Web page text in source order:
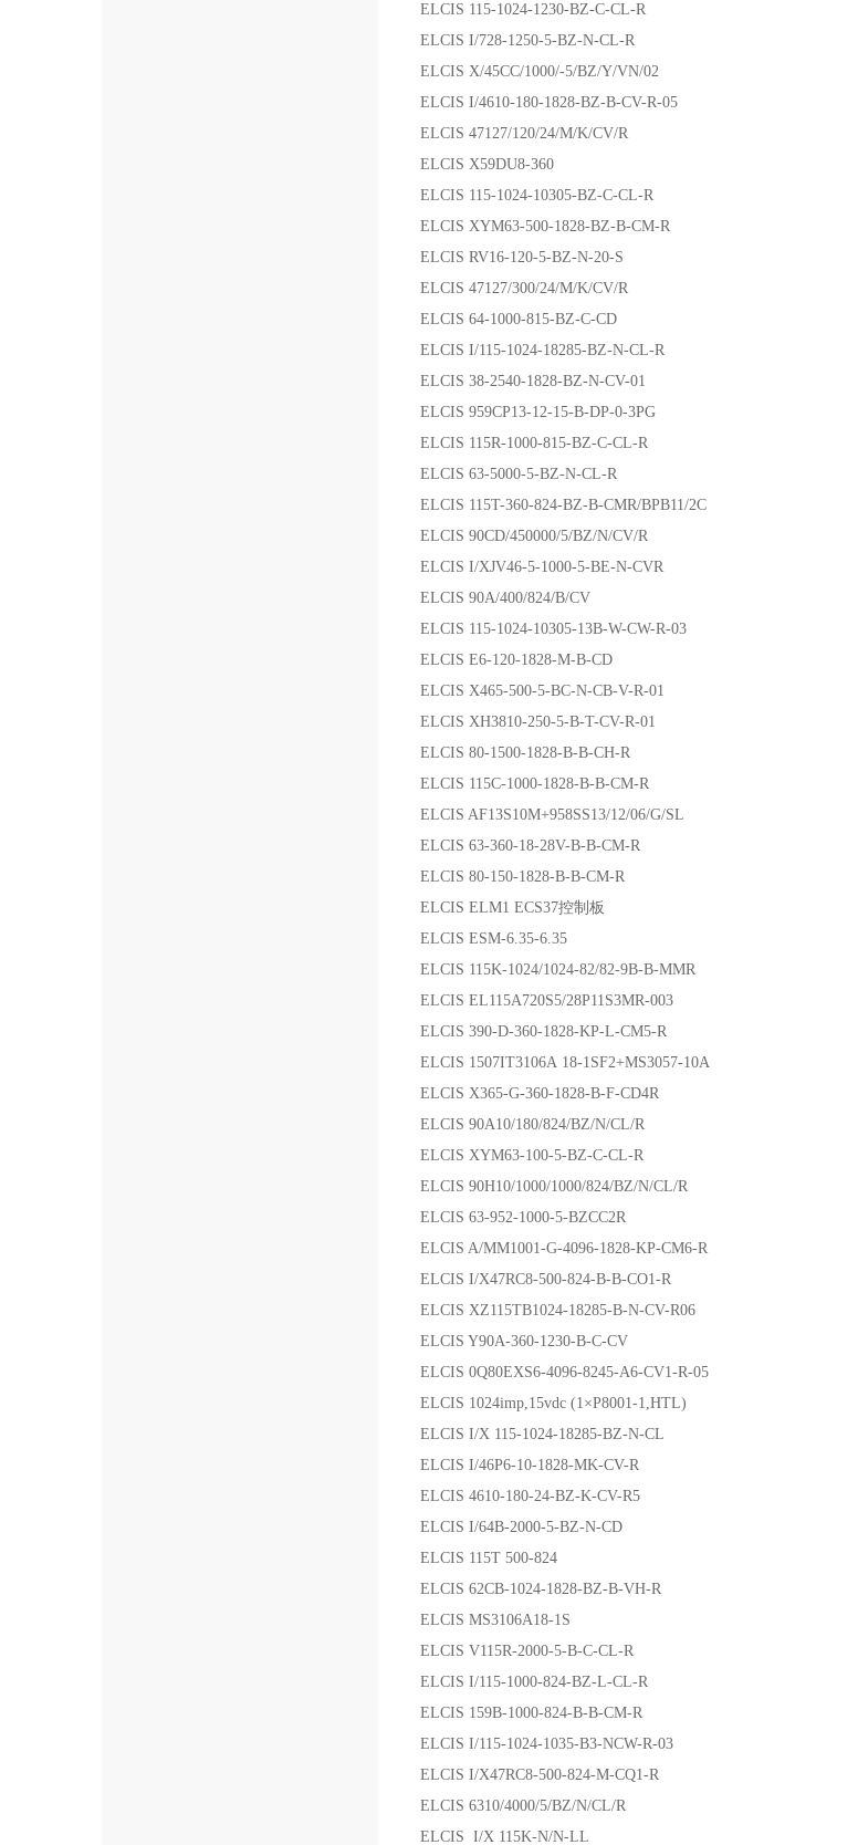
ELCIS 115-1024-1230-BZ-C-CL-R
ELCIS I/728-1250-5-BZ-N-CL-R
ELCIS X/45CC/1000/-5/BZ/Y/VN/02
ELCIS I/4610-180-1828-BZ-B-CV-R-05
ELCIS 47127/120/24/M/K/CV/R
ELCIS X59DU8-360
ELCIS 115-1024-10305-BZ-C-CL-R
ELCIS XYM63-500-1828-BZ-B-CM-R
ELCIS RV16-120-5-BZ-N-20-S
ELCIS 47127/300/24/M/K/CV/R
ELCIS 64-1000-815-BZ-C-CD
ELCIS I/115-1024-18285-BZ-N-CL-R
ELCIS 38-2540-1828-BZ-N-CV-01
ELCIS 959CP13-12-15-B-DP-0-3PG
ELCIS 115R-1000-815-BZ-C-CL-R
ELCIS 63-5000-5-BZ-N-CL-R
ELCIS 115T-360-824-BZ-B-CMR/BPB11/2C
ELCIS 90CD/450000/5/BZ/N/CV/R
ELCIS I/XJV46-5-1000-5-BE-N-CVR
ELCIS 90A/400/824/B/CV
ELCIS 115-1024-10305-13B-W-CW-R-03
ELCIS E6-120-1828-M-B-CD
ELCIS X465-500-5-BC-N-CB-V-R-01
ELCIS XH3810-250-5-B-T-CV-R-01
ELCIS 80-1500-1828-B-B-CH-R
ELCIS 115C-1000-1828-B-B-CM-R
ELCIS AF13S10M+958SS13/12/06/G/SL
ELCIS 63-360-18-28V-B-B-CM-R
ELCIS 80-150-1828-B-B-CM-R
ELCIS ELM1 ECS37控制板
ELCIS ESM-6.35-6.35
ELCIS 115K-1024/1024-82/82-9B-B-MMR
ELCIS EL115A720S5/28P11S3MR-003
ELCIS 390-D-360-1828-KP-L-CM5-R
ELCIS 1507IT3106A 18-1SF2+MS3057-10A
ELCIS X365-G-360-1828-B-F-CD4R
ELCIS 90A10/180/824/BZ/N/CL/R
ELCIS XYM63-100-5-BZ-C-CL-R
ELCIS 90H10/1000/1000/824/BZ/N/CL/R
ELCIS 63-952-1000-5-BZCC2R
ELCIS A/MM1001-G-4096-1828-KP-CM6-R
ELCIS I/X47RC8-500-824-B-B-CO1-R
ELCIS XZ115TB1024-18285-B-N-CV-R06
ELCIS Y90A-360-1230-B-C-CV
ELCIS 0Q80EXS6-4096-8245-A6-CV1-R-05
ELCIS 1024imp,15vdc (1×P8001-1,HTL)
ELCIS I/X 115-1024-18285-BZ-N-CL
ELCIS I/46P6-10-1828-MK-CV-R
ELCIS 4610-180-24-BZ-K-CV-R5
ELCIS I/64B-2000-5-BZ-N-CD
ELCIS 115T 500-824
ELCIS 62CB-1024-1828-BZ-B-VH-R
ELCIS MS3106A18-1S
ELCIS V115R-2000-5-B-C-CL-R
ELCIS I/115-1000-824-BZ-L-CL-R
ELCIS 159B-1000-824-B-B-CM-R
ELCIS I/115-1024-1035-B3-NCW-R-03
ELCIS I/X47RC8-500-824-M-CQ1-R
ELCIS 6310/4000/5/BZ/N/CL/R
ELCIS I/X 115K-N/N-LL